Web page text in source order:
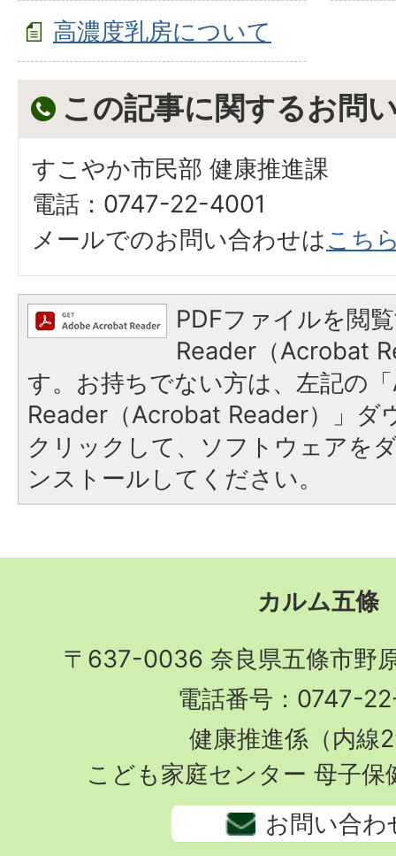
高濃度乳房について
この記事に関するお問
すこやか市民部 健康推進課
電話：0747-22-4001
メールでのお問い合わせはこち
PDFファイルを閲
Reader（Acrobat
す。お持ちでない方は、左記の
Reader（Acrobat Reader）」ダ
クリックして、ソフトウェアを
ンストールしてください。
カルム五條
〒637-0036 奈良県五條市野
電話番号：0747-
健康推進係（内線
こども家庭センター 母子
お問い合わ